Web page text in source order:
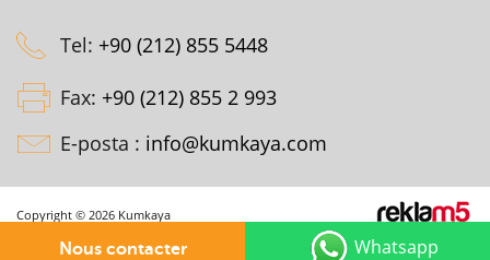
Tel: +90 (212) 855 5448
Fax: +90 (212) 855 2 993
E-posta : info@kumkaya.com
Copyright © 2026 Kumkaya
Whatsapp
Nous contacter